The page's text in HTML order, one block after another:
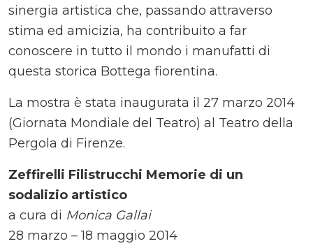
sinergia artistica che, passando attraverso
stima ed amicizia, ha contribuito a far
conoscere in tutto il mondo i manufatti di
questa storica Bottega fiorentina.
La mostra è stata inaugurata il 27 marzo 2014
(Giornata Mondiale del Teatro) al Teatro della
Pergola di Firenze.
Zeffirelli Filistrucchi Memorie di un
sodalizio artistico
a cura di Monica Gallai
28 marzo – 18 maggio 2014